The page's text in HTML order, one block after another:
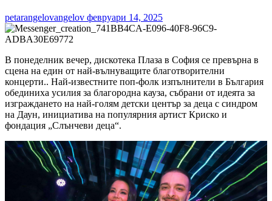
petarangelovangelov февруари 14, 2025
В понеделник вечер, дискотека Плаза в София се превърна в
сцена на един от най-вълнуващите благотворителни
концерти.. Най-известните поп-фолк изпълнители в България
обединиха усилия за благородна кауза, събрани от идеята за
изграждането на най-голям детски център за деца с синдром
на Даун, инициатива на популярния артист Криско и
фондация „Слънчеви деца“.